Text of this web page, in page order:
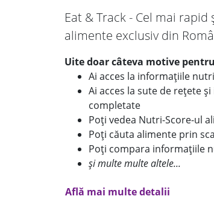
Eat & Track - Cel mai
alimente exclusiv din
Uite doar câteva motive
Ai acces la informațiile
Ai acces la sute de rețete
completate
Poți vedea Nutri-Score-ul
Poți căuta alimente prin
Poți compara informațiile
și multe multe altele...
Află mai multe detalii